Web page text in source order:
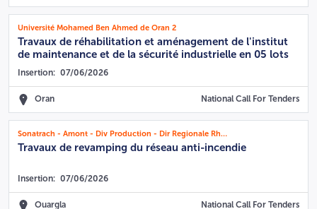
Université Mohamed Ben Ahmed de Oran 2
Travaux de réhabilitation et aménagement de l'institut
de maintenance et de la sécurité industrielle en 05 lots
Insertion: 07/06/2026
Oran National Call For Tenders
Sonatrach - Amont - Div Production - Dir Regionale Rhourde Nouss
Travaux de revamping du réseau anti-incendie
Insertion: 07/06/2026
Ouargla National Call For Tenders